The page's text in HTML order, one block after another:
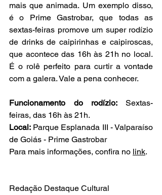
mais que animada. Um exemplo disso,
é o Prime Gastrobar, que todas as
sextas-feiras promove um super rodízio
de drinks de caipirinhas e caipiroscas,
que acontece das 16h às 21h no local.
É o rolê perfeito para curtir a vontade
com a galera. Vale a pena conhecer.
Funcionamento do rodízio: Sextas-
feiras, das 16h às 21h.
Local: Parque Esplanada III - Valparaíso
de Goiás - Prime Gastrobar
Para mais informações, confira no link.
Redação Destaque Cultural